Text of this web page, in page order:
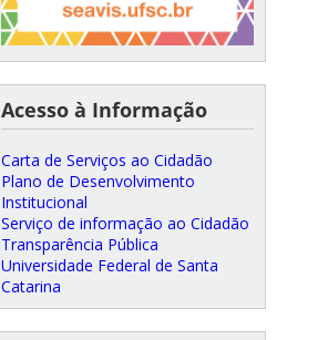
Acesso à Informação
Carta de Serviços ao Cidadão
Plano de Desenvolvimento
Institucional
Serviço de informação ao Cidadão
Transparência Pública
Universidade Federal de Santa
Catarina